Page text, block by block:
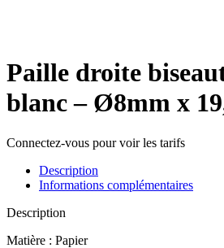
Paille droite
blanc – Ø8mm x
Connectez-vous pour voir les tarifs
Description
Informations complémentaires
Description
Matière : Papier